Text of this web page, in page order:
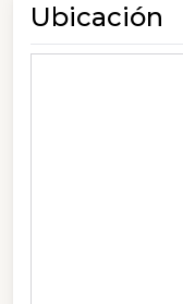
Ubicación